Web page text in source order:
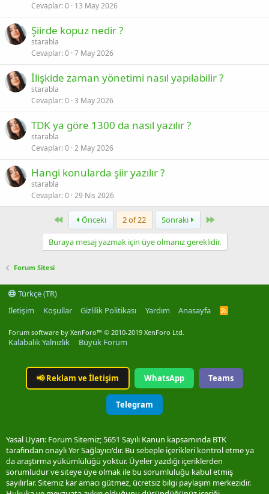
Cevaplar 0 13 May 2026
Şiirde kopuz nedir ?
starabla
Cevaplar 0 7 May 2026
İlişkide zaman yönetimi nasıl yapılabilir ?
starabla
Cevaplar 0 3 May 2026
TDK ya göre 1300 da nasıl yazılır ?
starabla
Cevaplar 0 2 May 2026
Hangi konularda şiir yazılır ?
starabla
Cevaplar 0 29 Nis 2026
First Önceki 2 of 22 Sonraki Last
Buraya mesaj yazmak için üye olmanız gereklidir.
Forum Sitesi
Türkçe (TR)
İletişim
Koşullar Gizlilik Politikası Yardım Anasayfa
R
Forum software by XenForo™ © 2010-2019 XenForo Ltd.
Kalabalık Yalnızlık Büyük Forum
📢Reklam ve İletişim WhatsApp Teams
Telegram
Yasal Uyarı: Forum Sitemiz; 5651 Sayılı Kanun kapsamında BTK
tarafından onaylı Yer Sağlayıcı'dır. Bu sebeple içerikleri kontrol etme ya
da araştırma yükümlülüğü yoktur. Üyeler yazdığı içeriklerden
sorumludur ve siteye üye olmak ile bu sorumluluğu kabul etmiş
sayılırlar. Sitemiz kar amacı gütmez, ücretsiz bilgi paylaşım merkezidir.